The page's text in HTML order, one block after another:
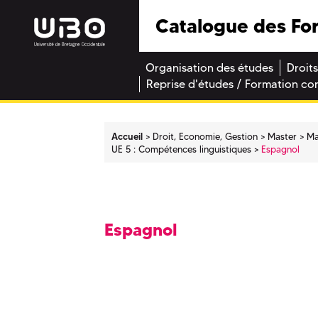
Catalogue des
Organisation des études
Reprise d'études / Formation
Accueil Droit, Economie, Gestion Master
UE 5 : Compétences linguistiques
Espagnol
Espagnol